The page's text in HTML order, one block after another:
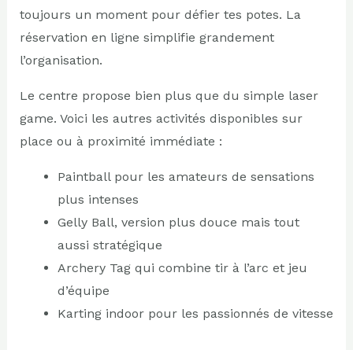
toujours un moment pour défier tes potes. La
réservation en ligne simplifie grandement
l’organisation.
Le centre propose bien plus que du simple laser
game. Voici les autres activités disponibles sur
place ou à proximité immédiate :
Paintball pour les amateurs de sensations
plus intenses
Gelly Ball, version plus douce mais tout
aussi stratégique
Archery Tag qui combine tir à l’arc et jeu
d’équipe
Karting indoor pour les passionnés de vitesse